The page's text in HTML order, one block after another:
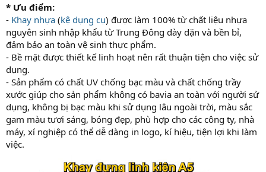
* Ưu điểm:
- Khay nhựa (kệ dụng cụ) được làm 100% từ chất liệu nhựa
nguyên sinh nhập khẩu từ Trung Đông dày dặn và bền bỉ,
đảm bảo an toàn vệ sinh thực phẩm.
- Bề mặt được thiết kế linh hoạt nên rất thuận tiện cho việc sử
dụng.
- Sản phẩm có chất UV chống bạc màu và chất chống trầy
xước giúp cho sản phẩm không có bavia an toàn với người sử
dụng, không bị bạc màu khi sử dụng lâu ngoài trời, màu sắc
gam màu tươi sáng, bóng đẹp, phù hợp cho các công ty, nhà
máy, xí nghiệp có thể dễ dàng in logo, kí hiệu, tiện lợi khi làm
việc.